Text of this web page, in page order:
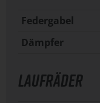
Federgabel
Dämpfer
LAUFRÄDER